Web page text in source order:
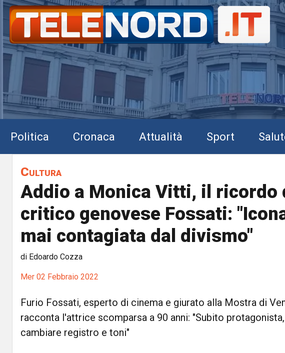
Politica Cronaca Attualità Sport
Cultura
Addio a Monica Vitti, il ricordo
critico genovese Fossati:
mai contagiata dal divismo"
di Edoardo Cozza
Mer 02 Febbraio 2022
Furio Fossati, esperto di cinema e giurato alla Mostra di
racconta l'attrice scomparsa a 90 anni: "Subito
cambiare registro e toni"